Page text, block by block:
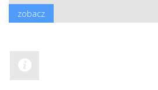
zobacz